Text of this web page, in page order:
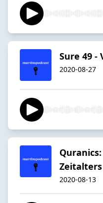
Sure 49 -
2020-08-27
Zeitalters
2020-08-13